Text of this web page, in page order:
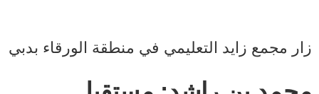
زار مجمع زايد التعليمي في منطقة الورقاء بدبي